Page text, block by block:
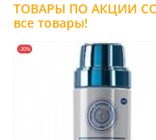
все товары!
-20%